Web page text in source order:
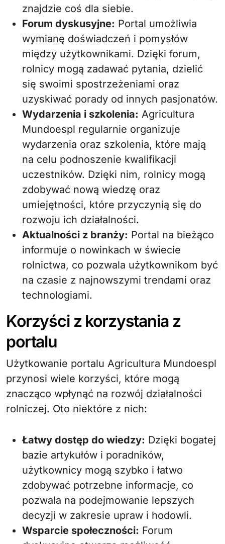
znajdzie coś dla siebie.
Forum dyskusyjne: Portal umożliwia
wymianę doświadczeń i pomysłów
między użytkownikami. Dzięki forum,
rolnicy mogą zadawać pytania, dzielić
się swoimi spostrzeżeniami oraz
uzyskiwać porady od innych pasjonatów.
Wydarzenia i szkolenia: Agricultura
Mundoespl regularnie organizuje
wydarzenia oraz szkolenia, które mają
na celu podnoszenie kwalifikacji
uczestników. Dzięki nim, rolnicy mogą
zdobywać nową wiedzę oraz
umiejętności, które przyczynią się do
rozwoju ich działalności.
Aktualności z branży: Portal na bieżąco
informuje o nowinkach w świecie
rolnictwa, co pozwala użytkownikom być
na czasie z najnowszymi trendami oraz
technologiami.
Korzyści z korzystania z
portalu
Użytkowanie portalu Agricultura Mundoespl
przynosi wiele korzyści, które mogą
znacząco wpłynąć na rozwój działalności
rolniczej. Oto niektóre z nich:
Łatwy dostęp do wiedzy: Dzięki bogatej
bazie artykułów i poradników,
użytkownicy mogą szybko i łatwo
zdobywać potrzebne informacje, co
pozwala na podejmowanie lepszych
decyzji w zakresie upraw i hodowli.
Wsparcie społeczności: Forum